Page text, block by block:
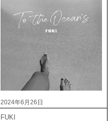
2024年6月26日
FUKI